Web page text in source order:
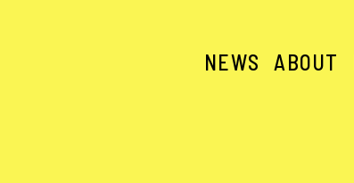
NEWS ABOUT